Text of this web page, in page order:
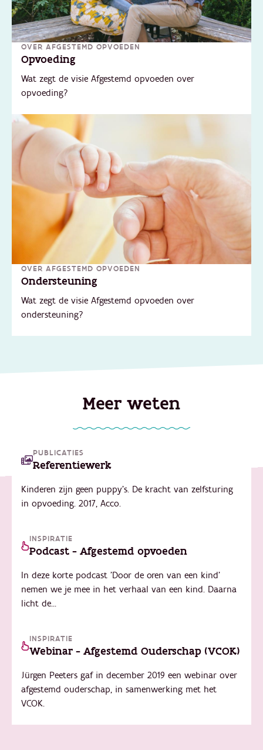
OVER AFGESTEMD OPVOEDEN
Opvoeding
Wat zegt de visie Afgestemd opvoeden over
opvoeding?
OVER AFGESTEMD OPVOEDEN
Ondersteuning
Wat zegt de visie Afgestemd opvoeden over
ondersteuning?
Meer weten
PUBLICATIES
Referentiewerk
Kinderen zijn geen puppy’s. De kracht van zelfsturing
in opvoeding. 2017, Acco.
INSPIRATIE
Podcast - Afgestemd opvoeden
In deze korte podcast 'Door de oren van een kind'
nemen we je mee in het verhaal van een kind. Daarna
licht de...
INSPIRATIE
Webinar - Afgestemd Ouderschap (VCOK)
Jürgen Peeters gaf in december 2019 een webinar over
afgestemd ouderschap, in samenwerking met het
VCOK.